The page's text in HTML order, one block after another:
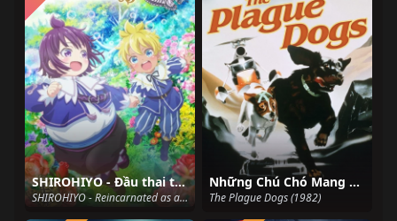
SHIROHIYO - Đầu thai thành quý tộc mập ú, tôi dùng ký ức kiếp trước để nuôi dạy em trai
SHIROHIYO - Reincarnated as a Neglected Noble: Raising My Baby Brother with Memories from My Past Life (2025)
Những Chú Chó Mang Bệnh Dịch Hạch
The Plague Dogs (1982)